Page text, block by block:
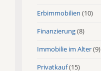
Erbimmobilien (10)
Finanzierung(8)
Immobilie im Alter(9)
Privatkauf(15)